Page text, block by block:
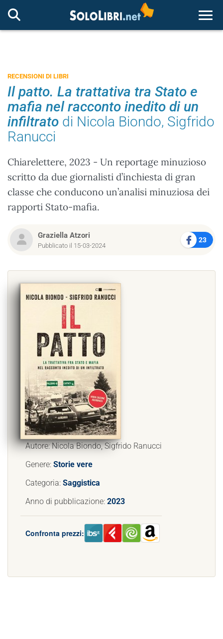
RECENSIONI DI LIBRI
Il patto. La trattativa tra Stato e
mafia nel racconto inedito di un
infiltrato di Nicola Biondo, Sigfrido
Ranucci
Chiarelettere, 2023 - Un reportage minuzioso
scritto da due giornalisti d’inchiesta di gran
classe che conducono un’analisi minuziosa dei
rapporti Stato-mafia.
Graziella Atzori
Pubblicato il 15-03-2024
23
Autore: Nicola Biondo, Sigfrido Ranucci
Genere: Storie vere
Categoria: Saggistica
Anno di pubblicazione: 2023
Confronta prezzi: